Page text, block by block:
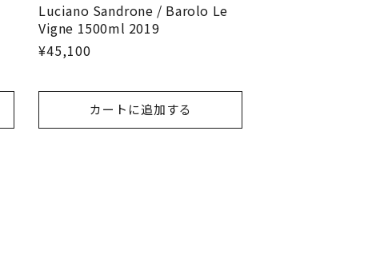
Luciano Sandrone / Barolo Le
Vigne 1500ml 2019
¥45,100
カートに追加する